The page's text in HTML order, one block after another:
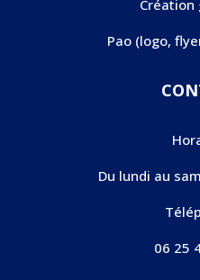
Création
Pao (logo,
Du lundi au
06 25